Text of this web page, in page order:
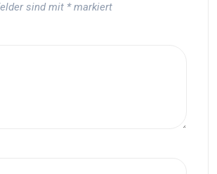
sind mit *markiert